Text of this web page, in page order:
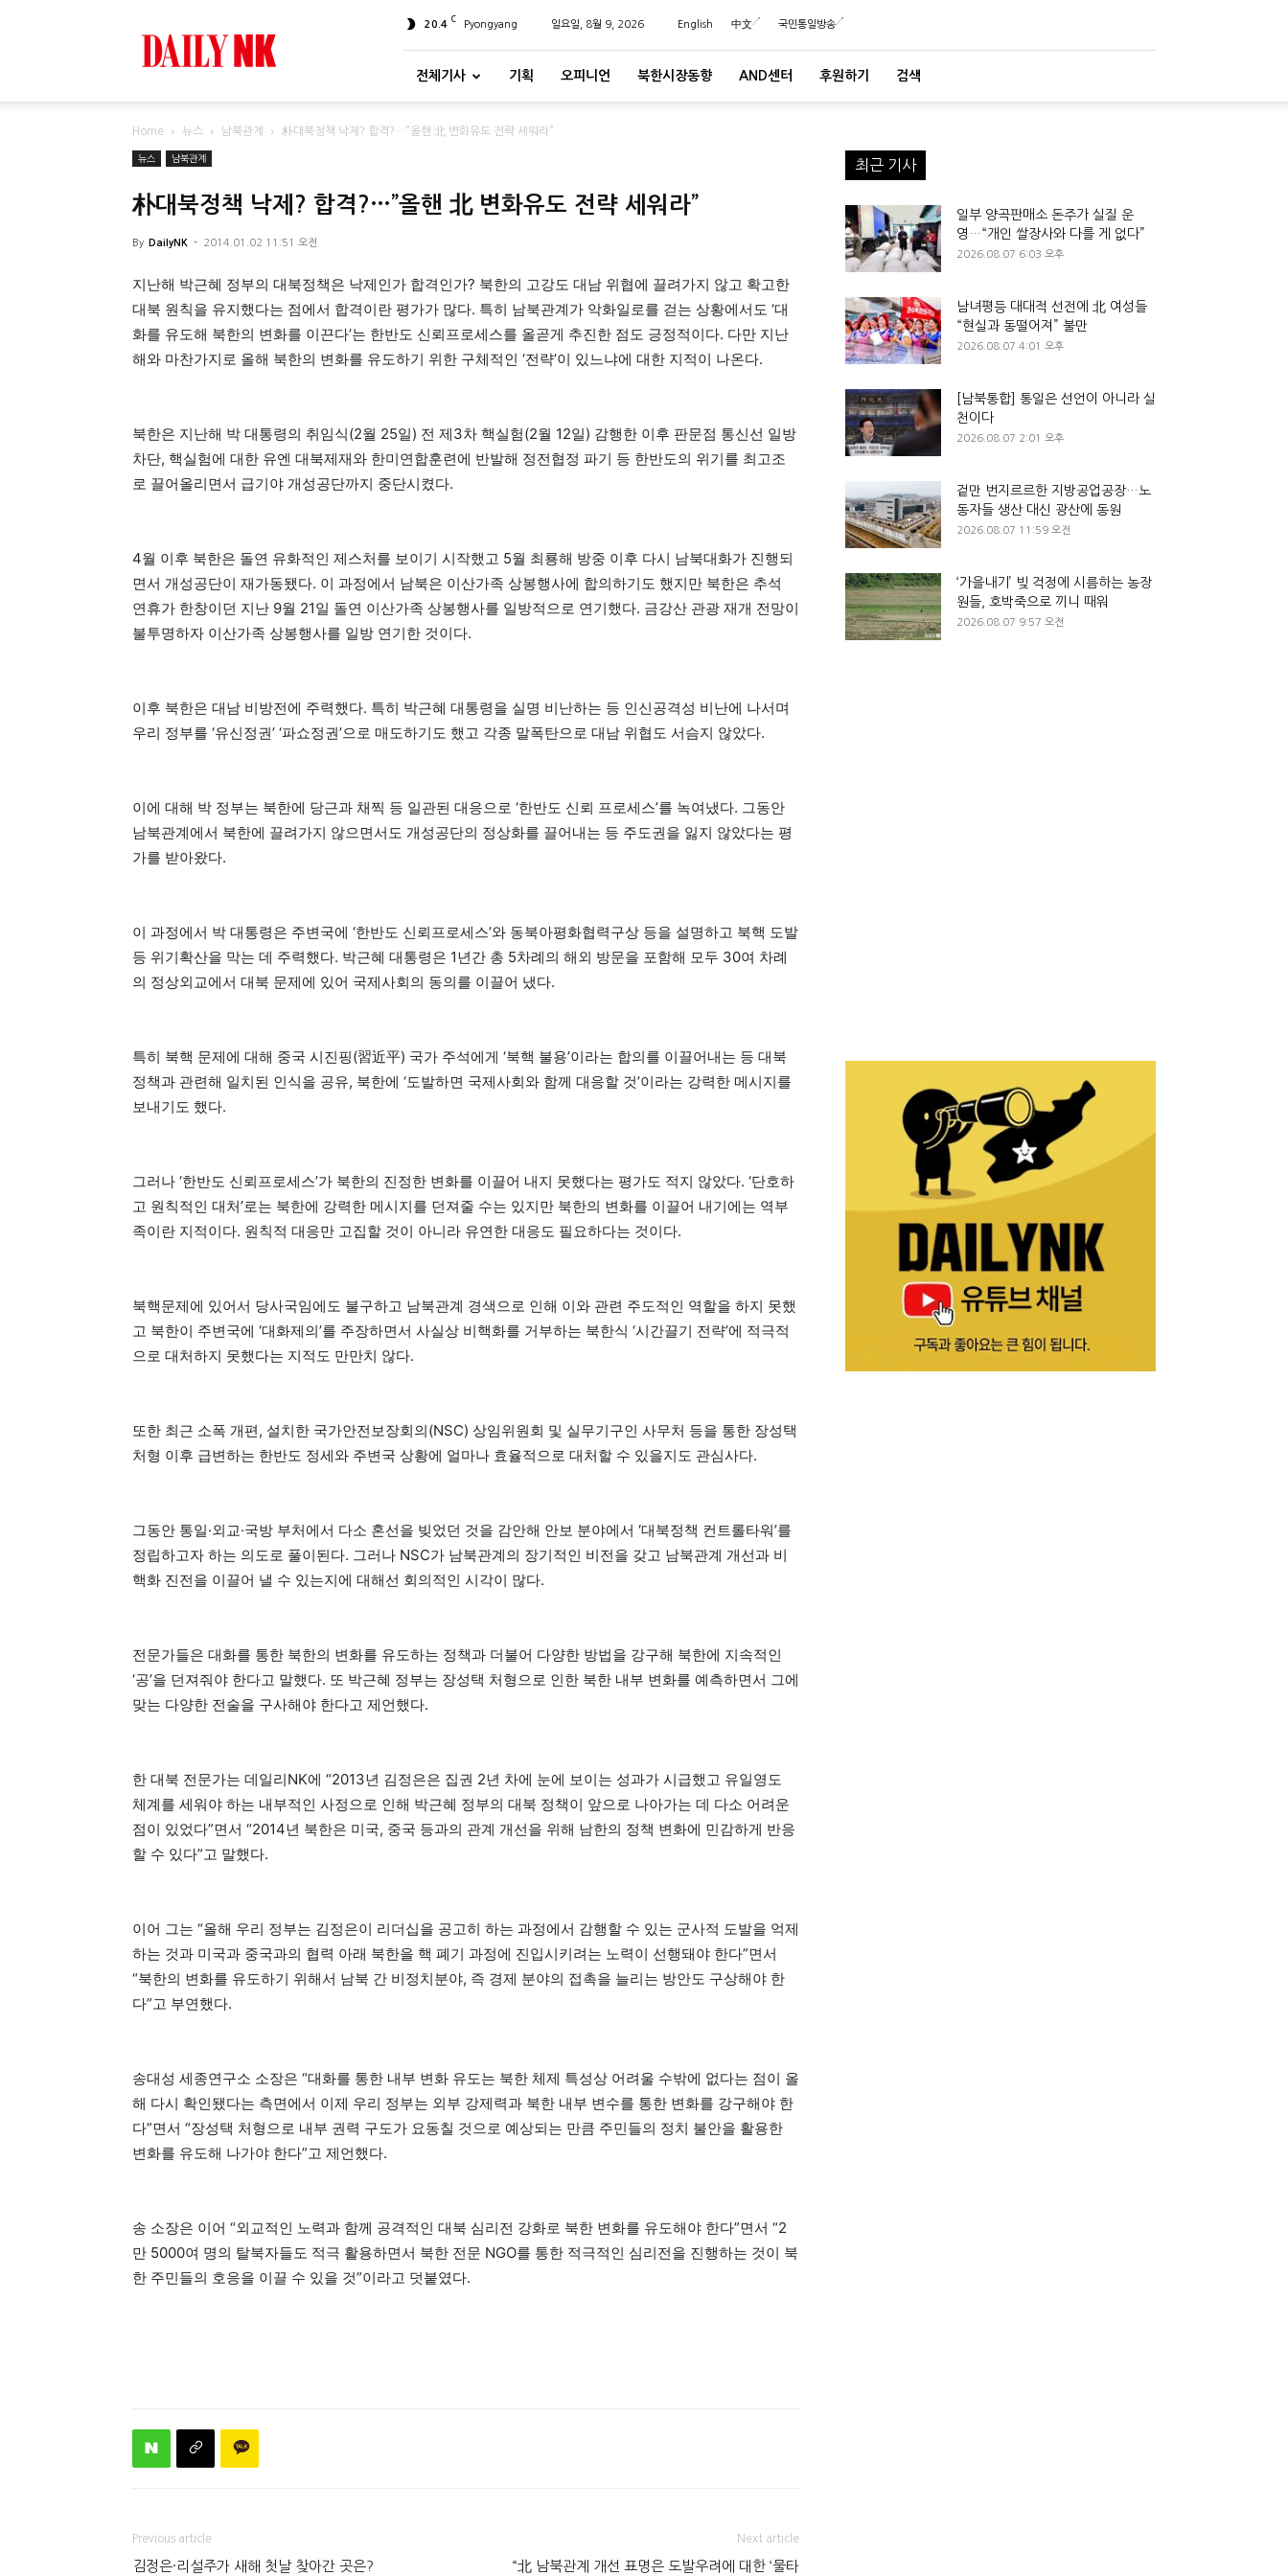
20.4 C Pyongyang 일요일, 8월 9, 2026 English 中文 국민통일방송
전체기사 기획 오피니언 북한시장동향 AND센터 후원하기 검색
Home 뉴스 남북관계 朴대북정책 낙제? 합격?…”올핸 北 변화유도 전략 세워라”
뉴스 남북관계
朴대북정책 낙제? 합격?…”올핸 北 변화유도 전략 세워라”
By DailyNK - 2014.01.02 11:51 오전
지난해 박근혜 정부의 대북정책은 낙제인가 합격인가? 북한의 고강도 대남 위협에 끌려가지 않고 확고한
대북 원칙을 유지했다는 점에서 합격이란 평가가 많다. 특히 남북관계가 악화일로를 걷는 상황에서도 ‘대
화를 유도해 북한의 변화를 이끈다’는 한반도 신뢰프로세스를 올곧게 추진한 점도 긍정적이다. 다만 지난
해와 마찬가지로 올해 북한의 변화를 유도하기 위한 구체적인 ‘전략’이 있느냐에 대한 지적이 나온다.
북한은 지난해 박 대통령의 취임식(2월 25일) 전 제3차 핵실험(2월 12일) 감행한 이후 판문점 통신선 일방
차단, 핵실험에 대한 유엔 대북제재와 한미연합훈련에 반발해 정전협정 파기 등 한반도의 위기를 최고조
로 끌어올리면서 급기야 개성공단까지 중단시켰다.
4월 이후 북한은 돌연 유화적인 제스처를 보이기 시작했고 5월 최룡해 방중 이후 다시 남북대화가 진행되
면서 개성공단이 재가동됐다. 이 과정에서 남북은 이산가족 상봉행사에 합의하기도 했지만 북한은 추석
연휴가 한창이던 지난 9월 21일 돌연 이산가족 상봉행사를 일방적으로 연기했다. 금강산 관광 재개 전망이
불투명하자 이산가족 상봉행사를 일방 연기한 것이다.
이후 북한은 대남 비방전에 주력했다. 특히 박근혜 대통령을 실명 비난하는 등 인신공격성 비난에 나서며
우리 정부를 ‘유신정권’ ‘파쇼정권’으로 매도하기도 했고 각종 말폭탄으로 대남 위협도 서슴지 않았다.
이에 대해 박 정부는 북한에 당근과 채찍 등 일관된 대응으로 ‘한반도 신뢰 프로세스’를 녹여냈다. 그동안
남북관계에서 북한에 끌려가지 않으면서도 개성공단의 정상화를 끌어내는 등 주도권을 잃지 않았다는 평
가를 받아왔다.
이 과정에서 박 대통령은 주변국에 ‘한반도 신뢰프로세스’와 동북아평화협력구상 등을 설명하고 북핵 도발
등 위기확산을 막는 데 주력했다. 박근혜 대통령은 1년간 총 5차례의 해외 방문을 포함해 모두 30여 차례
의 정상외교에서 대북 문제에 있어 국제사회의 동의를 이끌어 냈다.
특히 북핵 문제에 대해 중국 시진핑(習近平) 국가 주석에게 ‘북핵 불용’이라는 합의를 이끌어내는 등 대북
정책과 관련해 일치된 인식을 공유, 북한에 ‘도발하면 국제사회와 함께 대응할 것’이라는 강력한 메시지를
보내기도 했다.
그러나 ‘한반도 신뢰프로세스’가 북한의 진정한 변화를 이끌어 내지 못했다는 평가도 적지 않았다. ‘단호하
고 원칙적인 대처’로는 북한에 강력한 메시지를 던져줄 수는 있지만 북한의 변화를 이끌어 내기에는 역부
족이란 지적이다. 원칙적 대응만 고집할 것이 아니라 유연한 대응도 필요하다는 것이다.
북핵문제에 있어서 당사국임에도 불구하고 남북관계 경색으로 인해 이와 관련 주도적인 역할을 하지 못했
고 북한이 주변국에 ‘대화제의’를 주장하면서 사실상 비핵화를 거부하는 북한식 ‘시간끌기 전략’에 적극적
으로 대처하지 못했다는 지적도 만만치 않다.
또한 최근 소폭 개편, 설치한 국가안전보장회의(NSC) 상임위원회 및 실무기구인 사무처 등을 통한 장성택
처형 이후 급변하는 한반도 정세와 주변국 상황에 얼마나 효율적으로 대처할 수 있을지도 관심사다.
그동안 통일·외교·국방 부처에서 다소 혼선을 빚었던 것을 감안해 안보 분야에서 ‘대북정책 컨트롤타워’를
정립하고자 하는 의도로 풀이된다. 그러나 NSC가 남북관계의 장기적인 비전을 갖고 남북관계 개선과 비
핵화 진전을 이끌어 낼 수 있는지에 대해선 회의적인 시각이 많다.
전문가들은 대화를 통한 북한의 변화를 유도하는 정책과 더불어 다양한 방법을 강구해 북한에 지속적인
‘공’을 던져줘야 한다고 말했다. 또 박근혜 정부는 장성택 처형으로 인한 북한 내부 변화를 예측하면서 그에
맞는 다양한 전술을 구사해야 한다고 제언했다.
한 대북 전문가는 데일리NK에 “2013년 김정은은 집권 2년 차에 눈에 보이는 성과가 시급했고 유일영도
체계를 세워야 하는 내부적인 사정으로 인해 박근혜 정부의 대북 정책이 앞으로 나아가는 데 다소 어려운
점이 있었다”면서 “2014년 북한은 미국, 중국 등과의 관계 개선을 위해 남한의 정책 변화에 민감하게 반응
할 수 있다”고 말했다.
이어 그는 “올해 우리 정부는 김정은이 리더십을 공고히 하는 과정에서 감행할 수 있는 군사적 도발을 억제
하는 것과 미국과 중국과의 협력 아래 북한을 핵 폐기 과정에 진입시키려는 노력이 선행돼야 한다”면서
“북한의 변화를 유도하기 위해서 남북 간 비정치분야, 즉 경제 분야의 접촉을 늘리는 방안도 구상해야 한
다”고 부연했다.
송대성 세종연구소 소장은 “대화를 통한 내부 변화 유도는 북한 체제 특성상 어려울 수밖에 없다는 점이 올
해 다시 확인됐다는 측면에서 이제 우리 정부는 외부 강제력과 북한 내부 변수를 통한 변화를 강구해야 한
다”면서 “장성택 처형으로 내부 권력 구도가 요동칠 것으로 예상되는 만큼 주민들의 정치 불안을 활용한
변화를 유도해 나가야 한다”고 제언했다.
송 소장은 이어 “외교적인 노력과 함께 공격적인 대북 심리전 강화로 북한 변화를 유도해야 한다”면서 “2
만 5000여 명의 탈북자들도 적극 활용하면서 북한 전문 NGO를 통한 적극적인 심리전을 진행하는 것이 북
한 주민들의 호응을 이끌 수 있을 것”이라고 덧붙였다.
Previous article
김정은·리설주가 새해 첫날 찾아간 곳은?
Next article
“北 남북관계 개선 표명은 도발우려에 대한 ‘물타
최근 기사
일부 양곡판매소 돈주가 실질 운
영…“개인 쌀장사와 다를 게 없다”
2026.08.07 6:03 오후
남녀평등 대대적 선전에 北 여성들
“현실과 동떨어져” 불만
2026.08.07 4:01 오후
[남북통합] 통일은 선언이 아니라 실
천이다
2026.08.07 2:01 오후
겉만 번지르르한 지방공업공장…노
동자들 생산 대신 광산에 동원
2026.08.07 11:59 오전
‘가을내기’ 빚 걱정에 시름하는 농장
원들, 호박죽으로 끼니 때워
2026.08.07 9:57 오전